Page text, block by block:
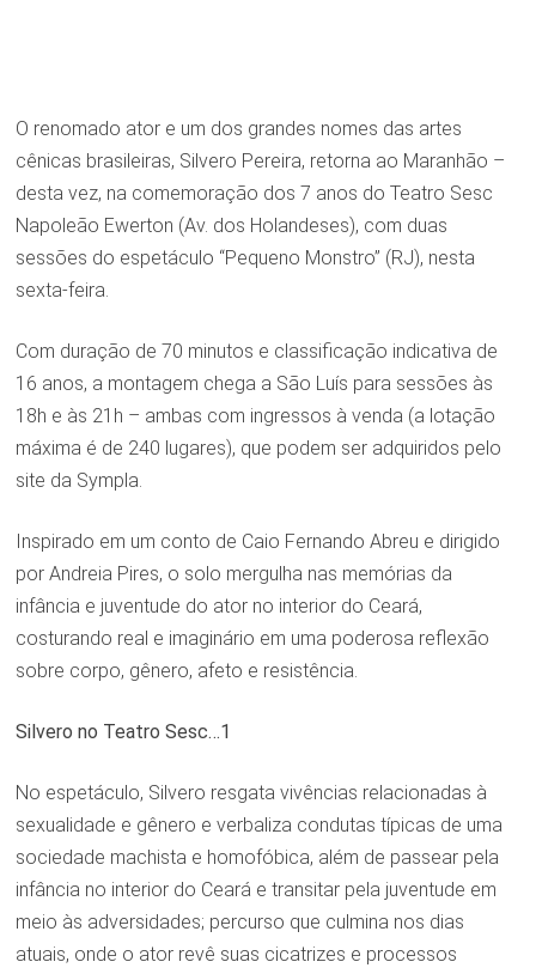
O renomado ator e um dos grandes nomes das artes
cênicas brasileiras, Silvero Pereira, retorna ao Maranhão –
desta vez, na comemoração dos 7 anos do Teatro Sesc
Napoleão Ewerton (Av. dos Holandeses), com duas
sessões do espetáculo “Pequeno Monstro” (RJ), nesta
sexta-feira.
Com duração de 70 minutos e classificação indicativa de
16 anos, a montagem chega a São Luís para sessões às
18h e às 21h – ambas com ingressos à venda (a lotação
máxima é de 240 lugares), que podem ser adquiridos pelo
site da Sympla.
Inspirado em um conto de Caio Fernando Abreu e dirigido
por Andreia Pires, o solo mergulha nas memórias da
infância e juventude do ator no interior do Ceará,
costurando real e imaginário em uma poderosa reflexão
sobre corpo, gênero, afeto e resistência.
Silvero no Teatro Sesc…1
No espetáculo, Silvero resgata vivências relacionadas à
sexualidade e gênero e verbaliza condutas típicas de uma
sociedade machista e homofóbica, além de passear pela
infância no interior do Ceará e transitar pela juventude em
meio às adversidades; percurso que culmina nos dias
atuais, onde o ator revê suas cicatrizes e processos